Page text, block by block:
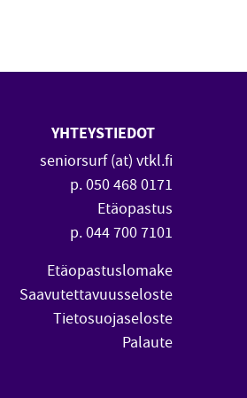
YHTEYSTIEDOT
seniorsurf (at) vtkl.fi
p. 050 468 0171
Etäopastus
p. 044 700 7101
Etäopastuslomake
Saavutettavuusseloste
Tietosuojaseloste
Palaute